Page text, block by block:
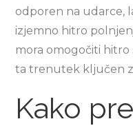
odporen na udarce,
izjemno hitro
mora omogočiti hitro
ta trenutek ključen
Kako